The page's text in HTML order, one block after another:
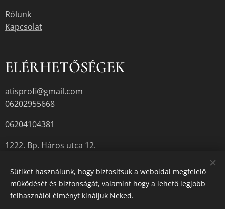
Rólunk
Kapcsolat
ELÉRHETŐSÉGEK
atisprofi@gmail.com
06202955668
06204104381
1222. Bp. Háros utca 12.
A termékek aktuális készletéről érdeklődjön az üzletben, vagy a
megadott elérhetőségek egyikén.
Sütiket használunk, hogy biztosítsuk a weboldal megfelelő
működését és biztonságát, valamint hogy a lehető legjobb
felhasználói élményt kínáljuk Neked.